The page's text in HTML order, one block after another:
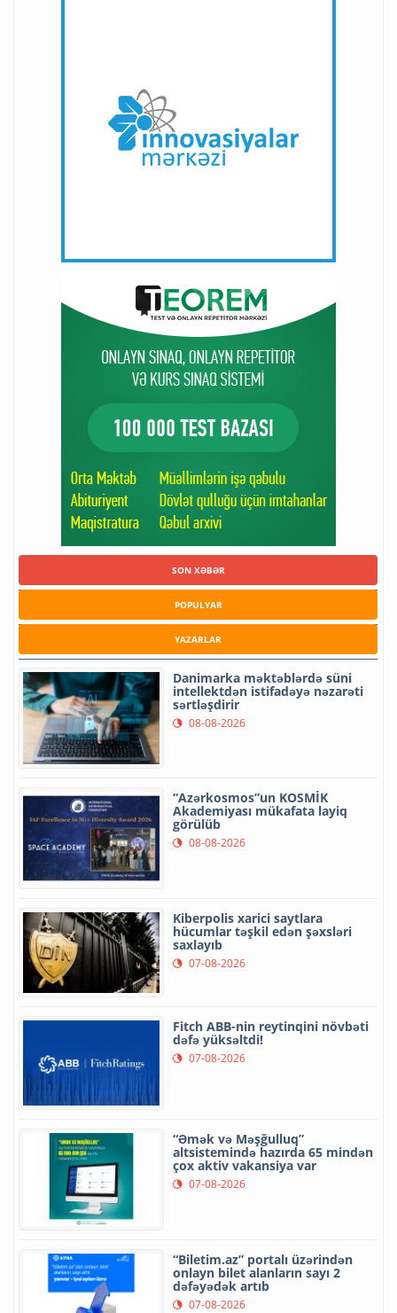
SON XƏBƏR
POPULYAR
YAZARLAR
Danimarka məktəblərdə süni
intellektdən istifadəyə nəzarəti
sərtləşdirir
08-08-2026
“Azərkosmos”un KOSMİK
Akademiyası mükafata layiq
görülüb
08-08-2026
Kiberpolis xarici saytlara
hücumlar təşkil edən şəxsləri
saxlayıb
07-08-2026
Fitch ABB-nin reytinqini növbəti
dəfə yüksəltdi!
07-08-2026
“Əmək və Məşğulluq”
altsistemində hazırda 65 mindən
çox aktiv vakansiya var
07-08-2026
“Biletim.az” portalı üzərindən
onlayn bilet alanların sayı 2
dəfəyədək artıb
07-08-2026